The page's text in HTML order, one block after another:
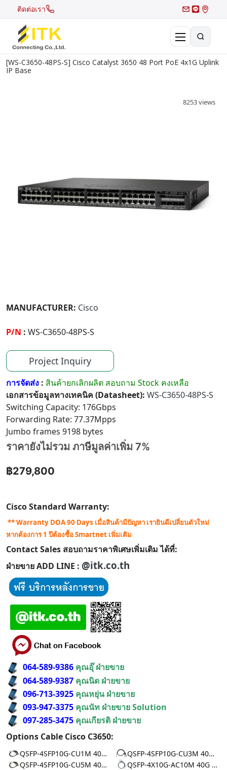
ติดต่อเรา
×
[WS-C3650-48PS-S] Cisco Catalyst 3650 48 Port PoE 4x1G Uplink
IP Base
8253 views
MANUFACTURER: Cisco
P/N : WS-C3650-48PS-S
Project Inquiry
การจัดส่ง : สินค้ายกเลิกผลิต สอบถาม Stock คงเหลือ
เอกสารข้อมูลทางเทคนิค (Datasheet): WS-C3650-48PS-S
Switching Capacity: 176Gbps
Forwarding Rate: 77.37Mpps
Jumbo frames 9198 bytes
ราคายังไม่รวม ภาษีมูลค่าเพิ่ม 7%
฿279,800
Cisco Standard Warranty:
** Warranty DOA 90 Days เมื่อสินค้ามีปัญหา เรายินดีเปลี่ยนตัวใหม่
หากต้องการ 1 ปีต้องซื้อ Smartnet เพิ่มเติม
Contact Sales สอบถามราคาพิเศษเพิ่มเติม ได้ที่:
ฝ่ายขาย ADD LINE : @itk.co.th
064-589-9386 คุณอุ๊ ฝ่ายขาย
064-589-9387 คุณนิด ฝ่ายขาย
096-713-3925 คุณหยุ่น ฝ่ายขาย
093-947-3375 คุณนัท ฝ่ายขาย Solution
097-285-3475 คุณเกียรติ ฝ่ายขาย
Options Cable Cisco C3650:
QSFP-4SFP10G-CU1M 40G | DAC 1m
QSFP-4SFP10G-CU3M 40G | DAC 3m
QSFP-4SFP10G-CU5M 40G | DAC 5m
QSFP-4X10G-AC10M 40G | DAC 10m